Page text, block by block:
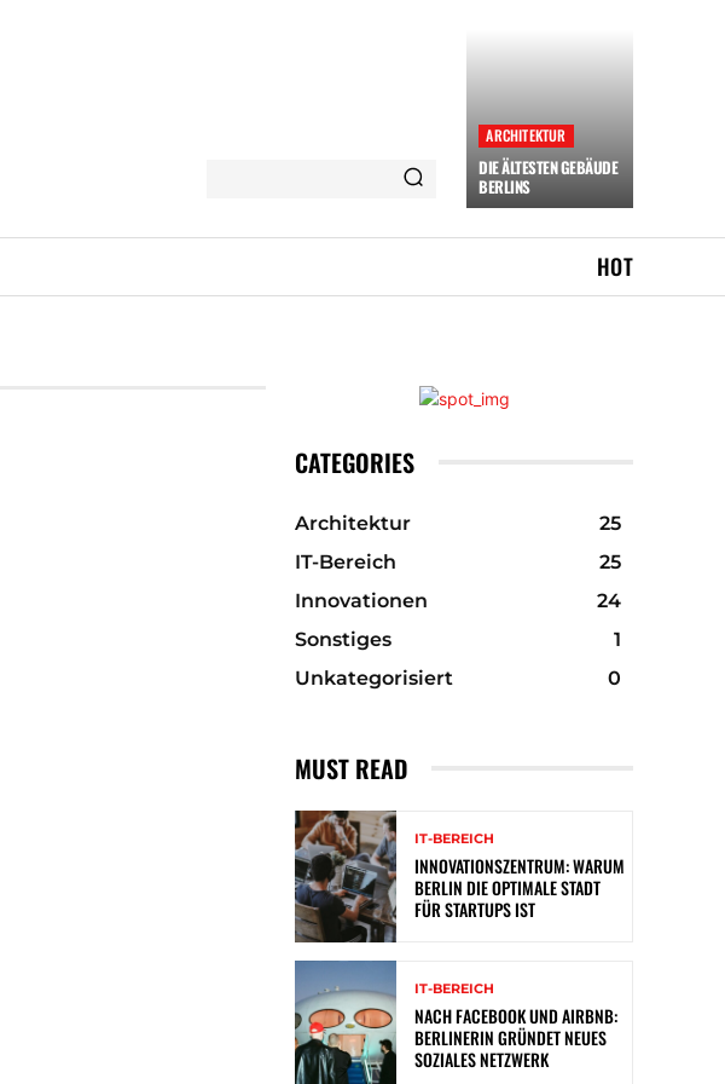
ARCHITEKTUR
DIE ÄLTESTEN GEBÄUDE
BERLINS
HOT
CATEGORIES
Architektur
25
IT-Bereich
25
Innovationen
24
Sonstiges
1
Unkategorisiert
0
MUST READ
IT-BEREICH
INNOVATIONSZENTRUM: WARUM
BERLIN DIE OPTIMALE STADT
FÜR STARTUPS IST
IT-BEREICH
NACH FACEBOOK UND AIRBNB:
BERLINERIN GRÜNDET NEUES
SOZIALES NETZWERK